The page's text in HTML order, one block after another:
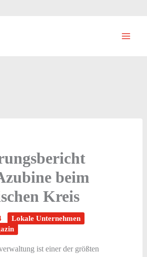
beim
Kreis
Lokale Unternehmen
ist einer der größten